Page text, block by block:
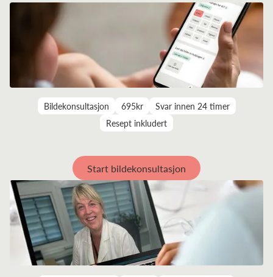
Bildekonsultasjon 695kr
Svar innen 24 timer
Resept inkludert
Start bildekonsultasjon